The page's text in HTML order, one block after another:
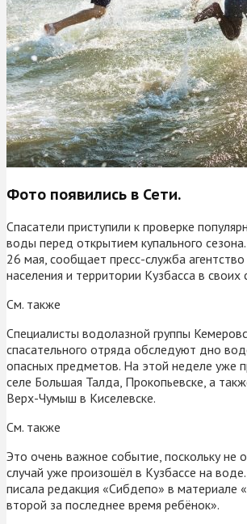
Фото появились в Сети.
Спасатели приступили к проверке
воды перед открытием купального
26 мая, сообщает пресс-служба
населения и территории Кузбасса в своих
См. также
Специалисты водолазной группы
спасательного отряда обследуют дно
опасных предметов. На этой неделе уже
селе Большая Талда, Прокопьевске, а
Верх-Чумыш в Киселевске.
См. также
Это очень важное событие, поскольку не
случай уже произошёл в Кузбассе на
писала редакция «Сибдепо» в материале
второй за последнее время ребёнок».